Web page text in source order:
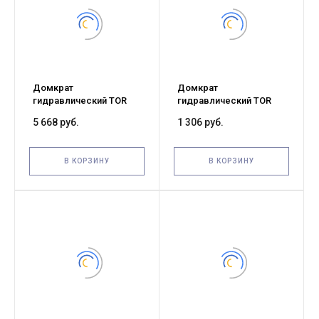
Домкрат
гидравлический TOR
5 668 руб.
В КОРЗИНУ
Домкрат
гидравлический TOR
1 306 руб.
В КОРЗИНУ